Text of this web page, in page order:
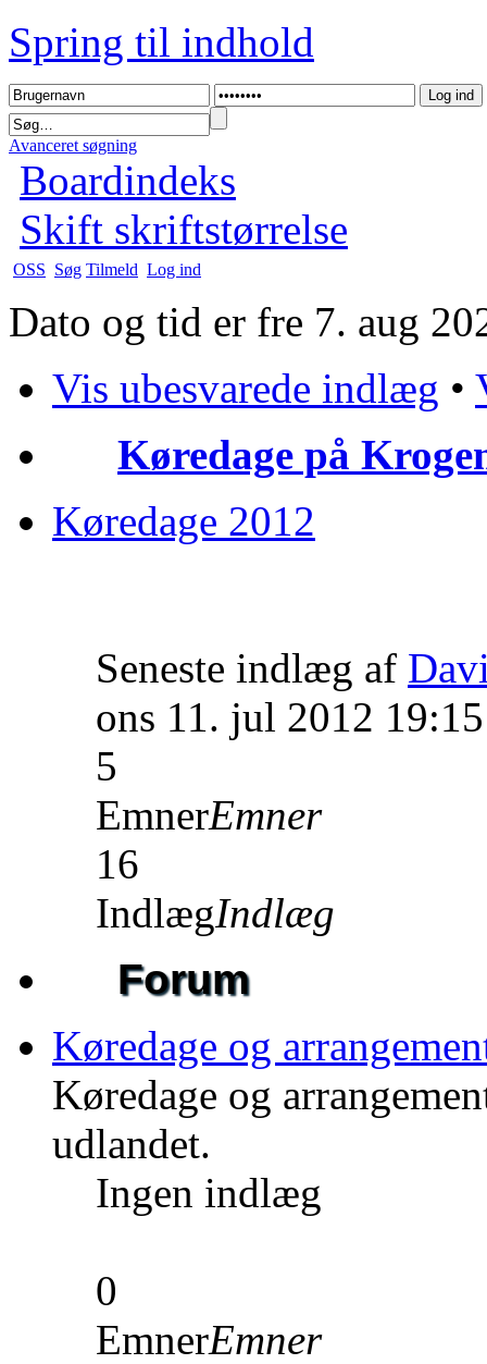
Spring til indhold
Avanceret søgning
Boardindeks
Skift skriftstørrelse
OSS Søg Tilmeld Log ind
Dato og tid er fre 7. aug
Vis ubesvarede indlæg •
Køredage på
Køredage 2012
Seneste indlæg af
ons 11. jul 2012 19:15
5
EmnerEmner
16
IndlægIndlæg
Forum
Køredage og
Køredage og
udlandet.
Ingen indlæg
0
EmnerEmner